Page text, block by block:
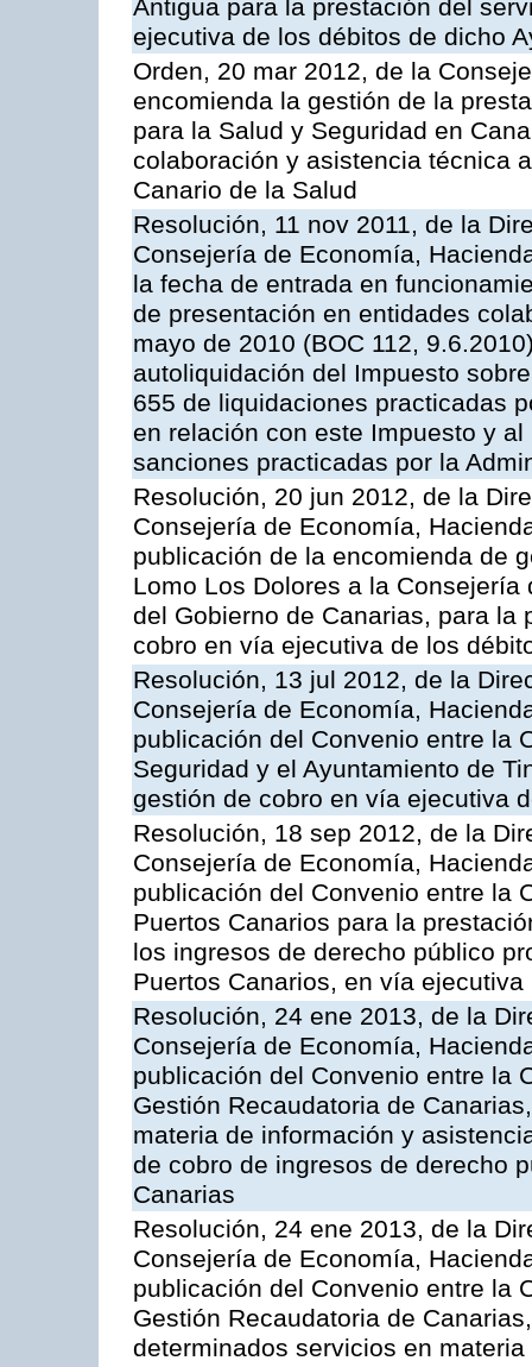
Antigua para la prestación del
ejecutiva de los débitos de dicho
Orden, 20 mar 2012, de la
encomienda la gestión de la
para la Salud y Seguridad en
colaboración y asistencia técnica
Canario de la Salud
Resolución, 11 nov 2011, de la
Consejería de Economía,
la fecha de entrada en
de presentación en entidades
mayo de 2010 (BOC 112,
autoliquidación del Impuesto
655 de liquidaciones practicadas
en relación con este Impuesto y
sanciones practicadas por la
Resolución, 20 jun 2012, de la
Consejería de Economía,
publicación de la encomienda de
Lomo Los Dolores a la
del Gobierno de Canarias, para
cobro en vía ejecutiva de los
Resolución, 13 jul 2012, de la
Consejería de Economía,
publicación del Convenio entre la
Seguridad y el Ayuntamiento de
gestión de cobro en vía ejecutiva
Resolución, 18 sep 2012, de la
Consejería de Economía,
publicación del Convenio entre la
Puertos Canarios para la
los ingresos de derecho público
Puertos Canarios, en vía ejecutiva
Resolución, 24 ene 2013, de la
Consejería de Economía,
publicación del Convenio entre la
Gestión Recaudatoria de
materia de información y
de cobro de ingresos de derecho
Canarias
Resolución, 24 ene 2013, de la
Consejería de Economía,
publicación del Convenio entre la
Gestión Recaudatoria de
determinados servicios en materia